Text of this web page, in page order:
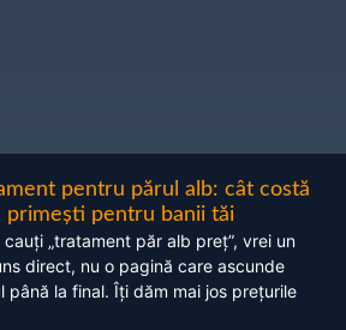
pentru părul alb: cât costă
primești pentru banii tăi
cauți „tratament păr alb preț”, vrei un
direct, nu o pagină care ascunde
până la final. Îți dăm mai jos prețurile